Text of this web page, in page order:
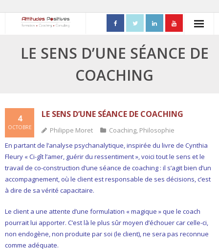
- Process Communication
- Adapter sa posture managériale
- Process Vente
- Triangle de Karpman
- L'intelligence émotionnelle
LE SENS D’UNE SÉANCE DE
COACHING
LE SENS D’UNE SÉANCE DE COACHING
4
OCTOBRE Philippe Moret Coaching, Philosophie
En partant de l’analyse psychanalytique, inspirée du livre de Cynthia
Fleury « Ci-gît l’amer, guérir du ressentiment », voici tout le sens et le
travail de co-construction d’une séance de coaching : il s’agit bien d’un
accompagnement, où le client est responsable de ses décisions, c’est
à dire de sa vérité capacitaire.
Le client a une attente d’une formulation « magique » que le coach
pourrait lui apporter. C’est là le plus sûr moyen d’échouer car celle-ci,
non endogène, non produite par soi (le client), ne sera pas reconnue
comme adéquate.